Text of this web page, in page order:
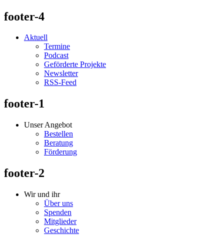
footer-4
Aktuell
Termine
Podcast
Geförderte Projekte
Newsletter
RSS-Feed
footer-1
Unser Angebot
Bestellen
Beratung
Förderung
footer-2
Wir und ihr
Über uns
Spenden
Mitglieder
Geschichte